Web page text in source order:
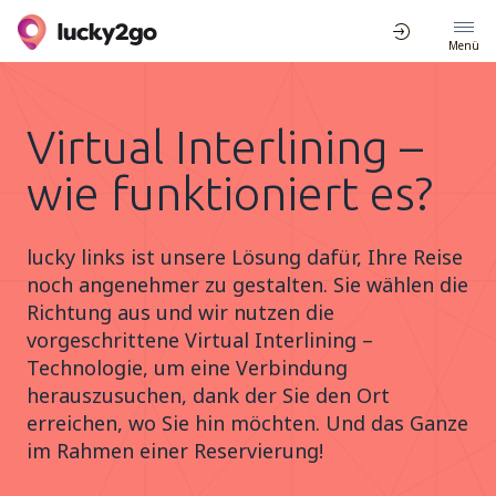
Menü
Virtual Interlining –
wie funktioniert es?
lucky links ist unsere Lösung dafür, Ihre Reise
noch angenehmer zu gestalten. Sie wählen die
Richtung aus und wir nutzen die
vorgeschrittene Virtual Interlining –
Technologie, um eine Verbindung
herauszusuchen, dank der Sie den Ort
erreichen, wo Sie hin möchten. Und das Ganze
im Rahmen einer Reservierung!